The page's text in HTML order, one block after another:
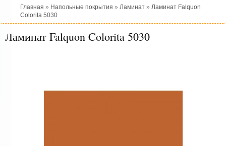
Главная » Напольные покрытия » Ламинат » Ламинат Falquon
Colorita 5030
Ламинат Falquon Colorita 5030